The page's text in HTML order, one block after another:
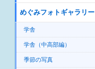
めぐみフォトギャラリー
学舎
学舎（中高部編）
季節の写真